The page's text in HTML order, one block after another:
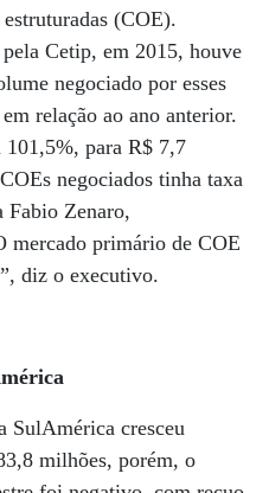
(COE).
Cetip, em 2015, houve
negociado por esses
relação ao ano anterior.
101,5%, para R$ 7,7
negociados tinha taxa
Fabio Zenaro,
mercado primário de COE
diz o executivo.
SulAmérica cresceu
milhões, porém, o